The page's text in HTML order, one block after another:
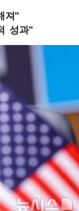
져"
성과"